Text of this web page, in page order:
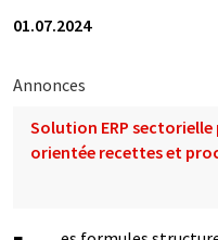
01.07.2024
Annonces
Solution ERP
orientée recettes et